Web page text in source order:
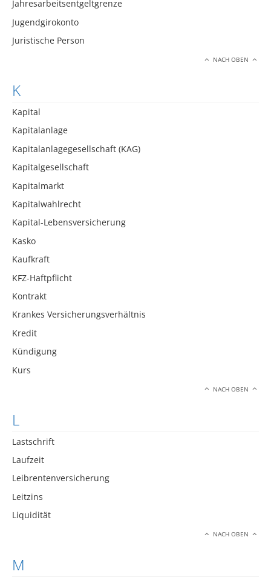
Jahresarbeitsentgeltgrenze
Jugendgirokonto
Juristische Person
NACH OBEN
K
Kapital
Kapitalanlage
Kapitalanlagegesellschaft (KAG)
Kapitalgesellschaft
Kapitalmarkt
Kapitalwahlrecht
Kapital-Lebensversicherung
Kasko
Kaufkraft
KFZ-Haftpflicht
Kontrakt
Krankes Versicherungsverhältnis
Kredit
Kündigung
Kurs
NACH OBEN
L
Lastschrift
Laufzeit
Leibrentenversicherung
Leitzins
Liquidität
NACH OBEN
M